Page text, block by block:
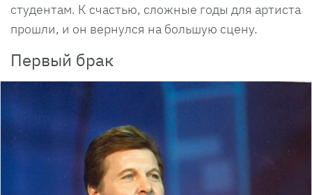
студентам. К счастью, сложные годы для артиста
прошли, и он вернулся на большую сцену.
Первый брак